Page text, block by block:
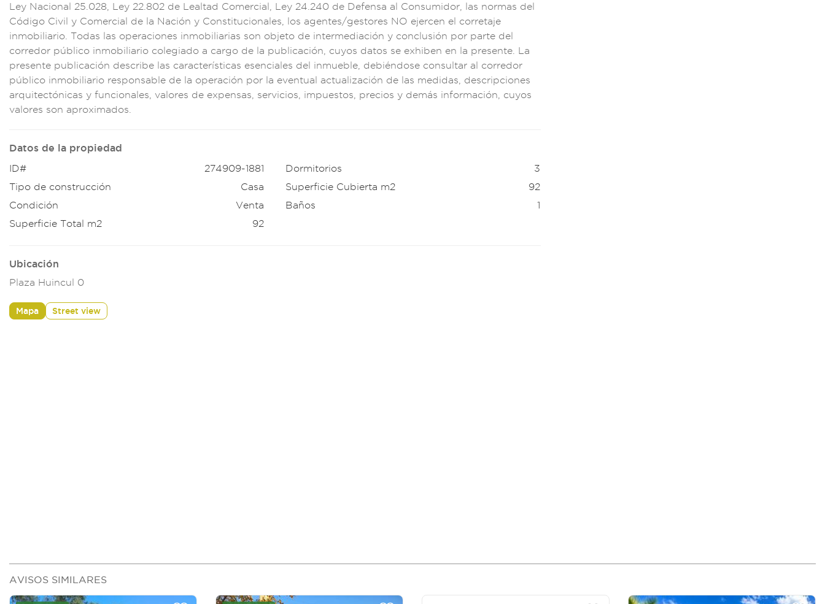
Ley Nacional 25.028, L ey 22.802 de Lealtad Comercial, Ley 24. 240 de Defensa al Consumidor, las normas del
Código Civil y Comercial de la Nación y Constitucionales, los agentes/gestores NO ejercen el corretaje
inmobiliario. Todas las operaciones inmobiliarias son objeto de intermediación y conclusión por parte del
corredor públ ico inmobiliario col egiado a cargo de la publicación , cuyos datos se exhiben en la presente. La
presente pub licación describe las características esenciales del inmueble, debiéndose consul tar al corredor
público inmobiliario responsable de la operación por la eventual actualización de las medidas, descripciones
arquitectónicas y funcionales, valores de expensas, servicios, impuestos, precios y demás información, cuyos
valores son aproximados.
Datos de la propiedad
ID#
274909-1881
Tipo de construcción
Casa
Condición
Venta
Superficie Total m2
92
Dormitorios
3
Superficie Cubierta m2
92
Baños
1
Ubicación
Plaza Huincul 0
Mapa Street view
AVISOS SIMILARES